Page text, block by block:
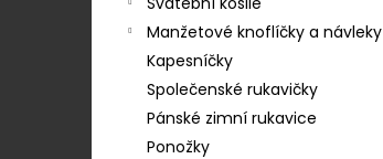
Manžetové knoflíčky a návleky
Kapesníčky
Společenské rukavičky
Pánské zimní rukavice
Ponožky
199 Kč